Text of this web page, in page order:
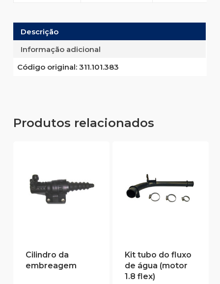
Descrição
Informação adicional
Código original:311.101.383
Produtos relacionados
Cilindro da
embreagem
Kit tubo do fluxo
de água (motor
1.8 flex)